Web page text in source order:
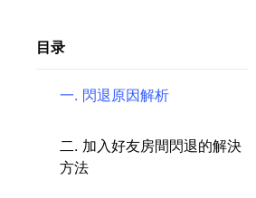
目录
一. 閃退原因解析
二. 加入好友房間閃退的解決
方法